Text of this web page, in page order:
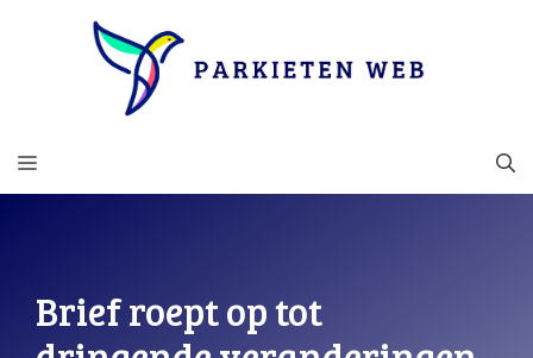
MENU
Brief roept op tot